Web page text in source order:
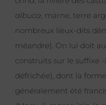
albuca, marne, terre
nombreux lieux-dits
méandre). On lui doit
construits sur le suffixe
défrichée), dont la forme
généralement été